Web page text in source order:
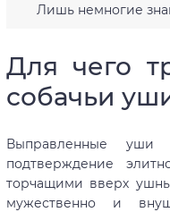
Лишь немногие
Для чего
собачьи
Выправленные
подтверждение
торчащими вверх
мужественно и